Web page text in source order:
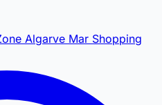
Algarve Mar Shopping